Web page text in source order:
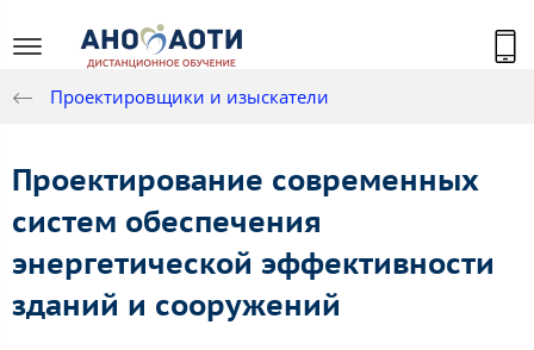
Проектировщики и изыскатели
Проектирование современных
систем обеспечения
энергетической эффективности
зданий и сооружений